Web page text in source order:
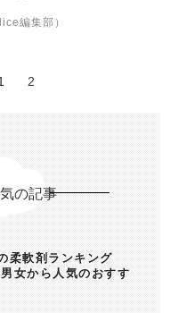
編集部）
2
の記事
柔軟剤ランキング
女から人気のおすす